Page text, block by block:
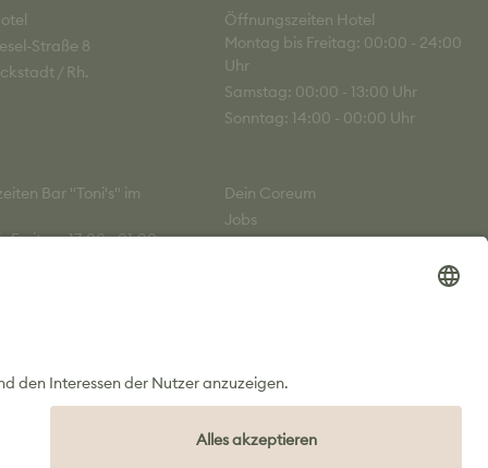
Straße 8
/ Rh.
Öffnungszeiten Hotel
Montag bis Freitag: 00:00 - 24:00
Uhr
Samstag: 00:00 - 13:00 Uhr
Sonntag: 14:00 - 00:00 Uhr
Bar "Toni's" im
Freitag: 17:00 - 01:00
Dein Coreum
Jobs
© 2026 by Coreum GmbH